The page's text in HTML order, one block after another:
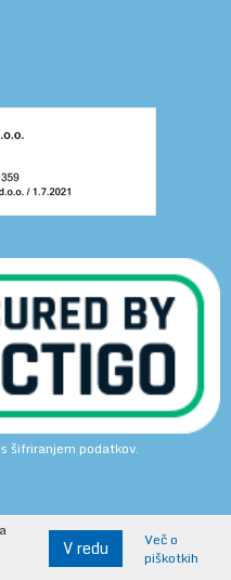
šifriranjem podatkov.
V redu
Več o
piškotkih